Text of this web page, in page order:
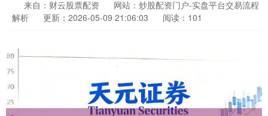
来自：财云股票配资
网站：炒股配资门户-实盘平台交易流程
解析
更新：2026-05-09 21:06:03 阅读：101